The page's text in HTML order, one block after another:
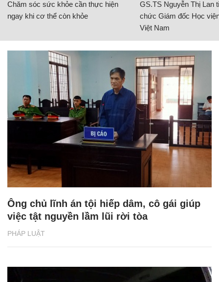
Chăm sóc sức khỏe cần thực hiện
ngay khi cơ thể còn khỏe
GS.TS Nguyễn Thị Lan
chức Giám đốc Học
Việt Nam
PHÁP LUẬT
Ông chủ lĩnh án tội hiếp dâm, cô gái giúp
việc tật nguyền lầm lũi rời tòa